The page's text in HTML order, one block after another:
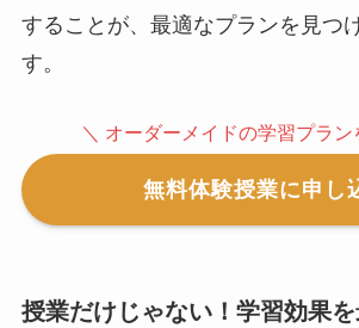
することが、最適なプランを見つ
す。
＼ オーダーメイドの学習プラン
無料体験授業に申し
授業だけじゃない！学習効果